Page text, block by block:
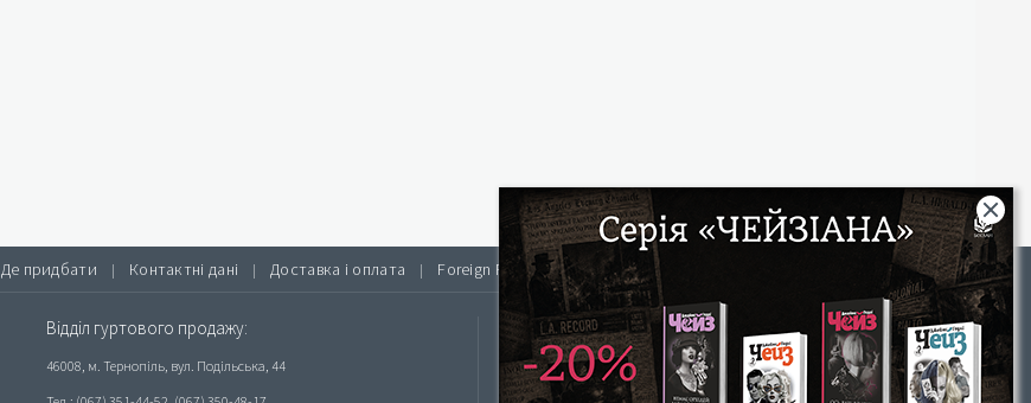
Де придбати | Контактні дані | Доставка і оплата | Foreign Rights |
Відділ гуртового продажу:
46008, м. Тернопіль, вул. Подільська, 44
Інтернет-магазин «Видавництво Богдан»:
46018, м. Тернопіль, А/С 529